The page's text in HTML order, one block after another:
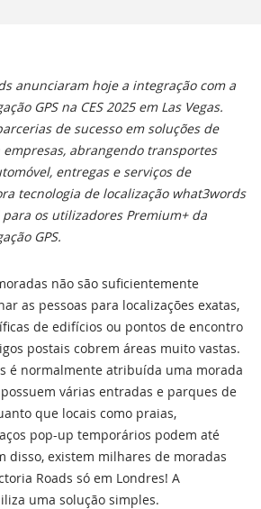
anunciaram hoje a integração com a
GPS na CES 2025 em Las Vegas.
de sucesso em soluções de
empresas, abrangendo transportes
entregas e serviços de
tecnologia de localização what3words
os utilizadores Premium+ da
GPS.
não são suficientemente
as pessoas para localizações exatas,
de edifícios ou pontos de encontro
postais cobrem áreas muito vastas.
é normalmente atribuída uma morada
várias entradas e parques de
que locais como praias,
pop-up temporários podem até
disso, existem milhares de moradas
Roads só em Londres! A
uma solução simples.